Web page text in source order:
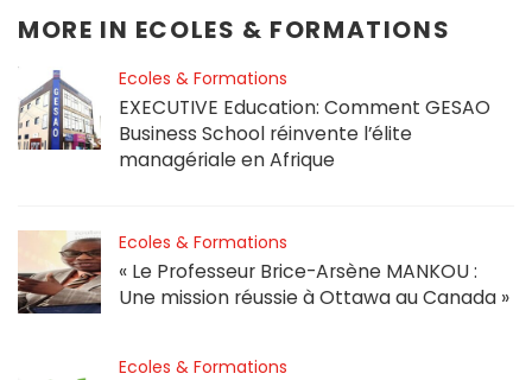
MORE IN ECOLES & FORMATIONS
Ecoles & Formations
EXECUTIVE Education: Comment GESAO
Business School réinvente l’élite
managériale en Afrique
Ecoles & Formations
« Le Professeur Brice-Arsène MANKOU :
Une mission réussie à Ottawa au Canada »
Ecoles & Formations